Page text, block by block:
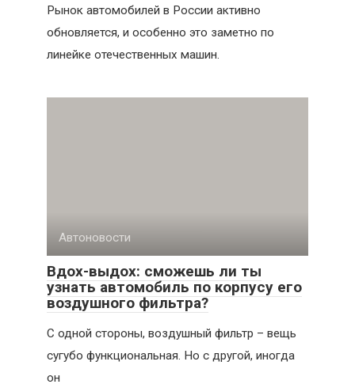
Рынок автомобилей в России активно
обновляется, и особенно это заметно по
линейке отечественных машин.
Автоновости
Вдох-выдох: сможешь ли ты
узнать автомобиль по корпусу его
воздушного фильтра?
С одной стороны, воздушный фильтр – вещь
сугубо функциональная. Но с другой, иногда
он